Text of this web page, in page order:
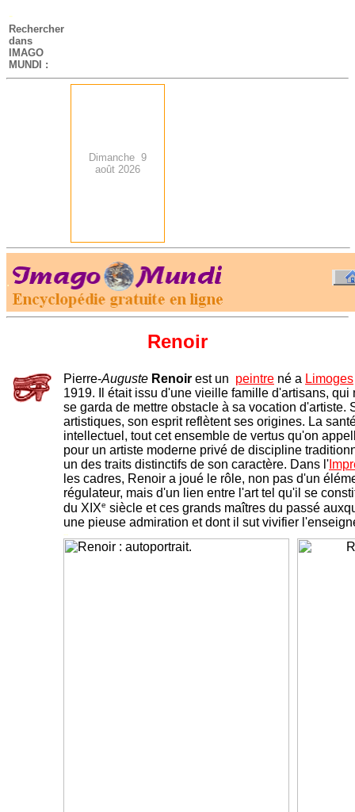
-
Rechercher
dans
IMAGO
MUNDI :
Dimanche 9
août 2026
.
Renoir
Pierre-Auguste Renoir est un peintre né a Limoges
1919. Il était issu d'une vieille famille d'artisans, qui
se garda de mettre obstacle à sa vocation d'artiste.
artistiques, son esprit reflètent ses origines. La
intellectuel, tout cet ensemble de vertus qu'on
pour un artiste moderne privé de discipline
un des traits distinctifs de son caractère. Dans l'
les cadres, Renoir a joué le rôle, non pas d'un
régulateur, mais d'un lien entre l'art tel qu'il se
du XIXe siècle et ces grands maîtres du passé
une pieuse admiration et dont il sut vivifier
--